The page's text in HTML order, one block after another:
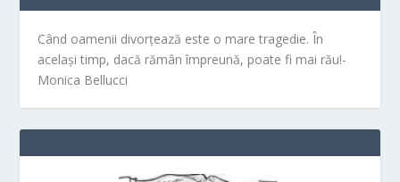
Când oamenii divorțează este o mare tragedie. În
același timp, dacă rămân împreună, poate fi mai rău!-
Monica Bellucci